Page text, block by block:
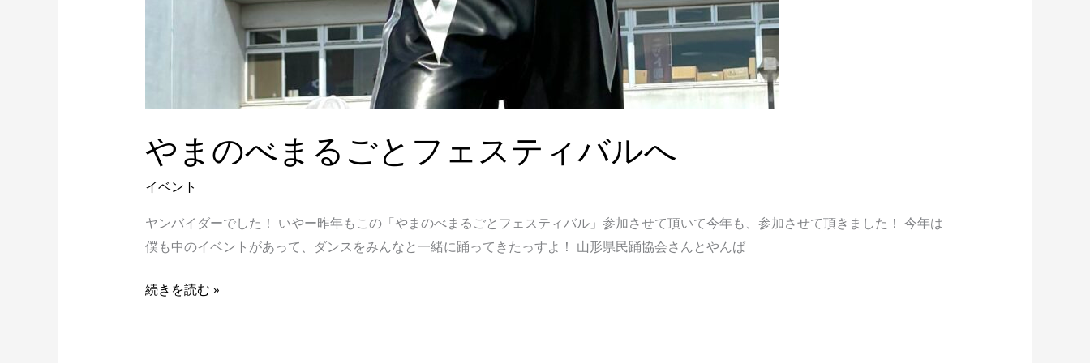
やまのべまるごとフェスティバルへ
イベント
ヤンバイダーでした！ いやー昨年もこの「やまのべまるごとフェスティバル」参加させて頂いて今年も、参加させて頂きました！ 今年は
僕も中のイベントがあって、ダンスをみんなと一緒に踊ってきたっすよ！ 山形県民踊協会さんとやんば
続きを読む »